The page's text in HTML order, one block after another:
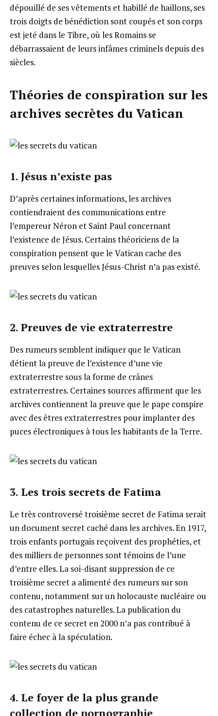
dépouillé de ses vêtements et habillé de haillons, ses
trois doigts de bénédiction sont coupés et son corps
est jeté dans le Tibre, où les Romains se
débarrassaient de leurs infâmes criminels depuis des
siècles.
Théories de conspiration sur les
archives secrètes du Vatican
1. Jésus n’existe pas
D’après certaines informations, les archives
contiendraient des communications entre
l’empereur Néron et Saint Paul concernant
l’existence de Jésus. Certains théoriciens de la
conspiration pensent que le Vatican cache des
preuves selon lesquelles Jésus-Christ n’a pas existé.
2. Preuves de vie extraterrestre
Des rumeurs semblent indiquer que le Vatican
détient la preuve de l’existence d’une vie
extraterrestre sous la forme de crânes
extraterrestres. Certaines sources affirment que les
archives contiennent la preuve que le pape conspire
avec des êtres extraterrestres pour implanter des
puces électroniques à tous les habitants de la Terre.
3. Les trois secrets de Fatima
Le très controversé troisième secret de Fatima serait
un document secret caché dans les archives. En 1917,
trois enfants portugais reçoivent des prophéties, et
des milliers de personnes sont témoins de l’une
d’entre elles. La soi-disant suppression de ce
troisième secret a alimenté des rumeurs sur son
contenu, notamment sur un holocauste nucléaire ou
des catastrophes naturelles. La publication du
contenu de ce secret en 2000 n’a pas contribué à
faire échec à la spéculation.
4. Le foyer de la plus grande
collection de pornographie